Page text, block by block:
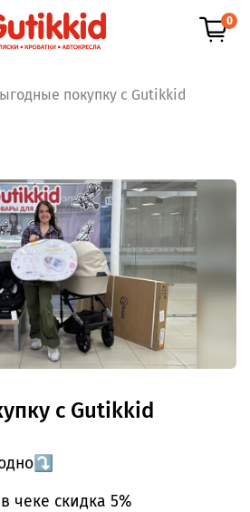
0
покупку с Gutikkid
с Gutikkid
чеке скидка 5%